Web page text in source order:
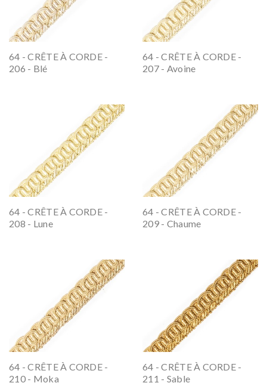
64 - CRÊTE À CORDE -
206 - Blé
64 - CRÊTE À CORDE -
207 - Avoine
64 - CRÊTE À CORDE -
208 - Lune
64 - CRÊTE À CORDE -
209 - Chaume
64 - CRÊTE À CORDE -
210 - Moka
64 - CRÊTE À CORDE -
211 - Sable